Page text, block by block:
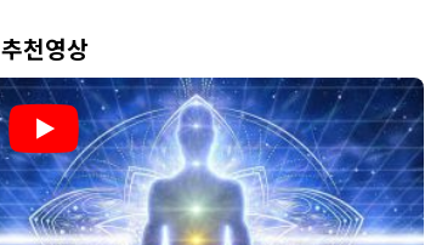
추천영상